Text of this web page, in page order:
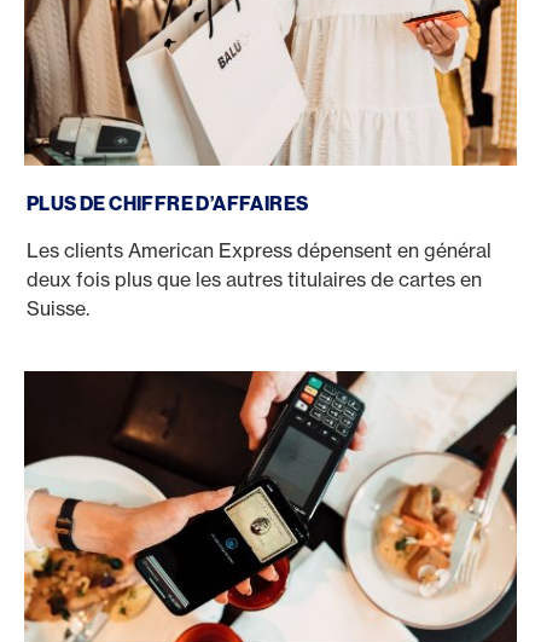
PLUS DE CHIFFRE D’AFFAIRES
Les clients American Express dépensent en général
deux fois plus que les autres titulaires de cartes en
Suisse.